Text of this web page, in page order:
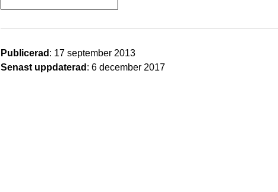
Publicerad : 17 september 2013
Senast uppdaterad : 6 december 2017